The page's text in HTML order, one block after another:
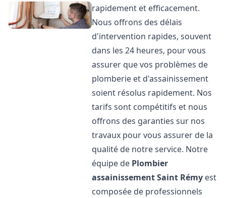
rapidement et efficacement.
Nous offrons des délais
d'intervention rapides, souvent
dans les 24 heures, pour vous
assurer que vos problèmes de
plomberie et d'assainissement
soient résolus rapidement. Nos
tarifs sont compétitifs et nous
offrons des garanties sur nos
travaux pour vous assurer de la
qualité de notre service. Notre
équipe de Plombier
assainissementSaint Rémy est
composée de professionnels